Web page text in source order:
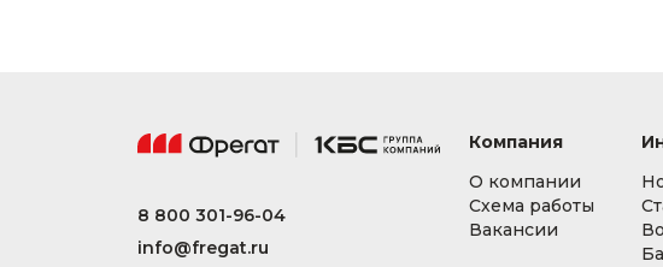
8 800 301-96-04
info@fregat.ru
Компания
О компании
Схема работы
Вакансии